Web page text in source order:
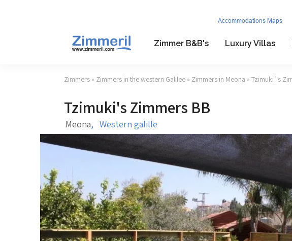
Accommodations Maps
Zimmer B&B's Luxury Villas
Zimmers » Zimmers in the western Galilee » Zimmers in Meona » Tzimuki`s
Tzimuki's Zimmers BB
Meona, Western galille